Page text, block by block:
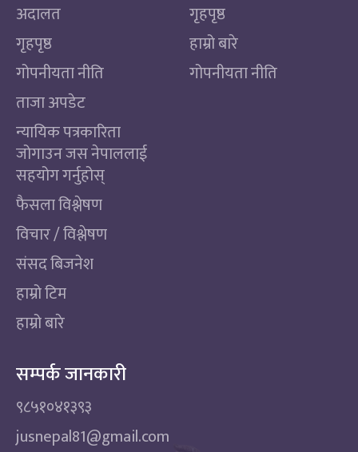
अदालत
गृहपृष्ठ
गोपनीयता नीति
ताजा अपडेट
न्यायिक पत्रकारिता
जोगाउन जस नेपाललाई
सहयोग गर्नुहोस्
फैसला विश्लेषण
विचार / विश्लेषण
संसद बिजनेश
हाम्रो टिम
हाम्रो बारे
गृहपृष्ठ
हाम्रो बारे
गोपनीयता नीति
सम्पर्क जानकारी
९८५१०४१३९३
jusnepal81@gmail.com